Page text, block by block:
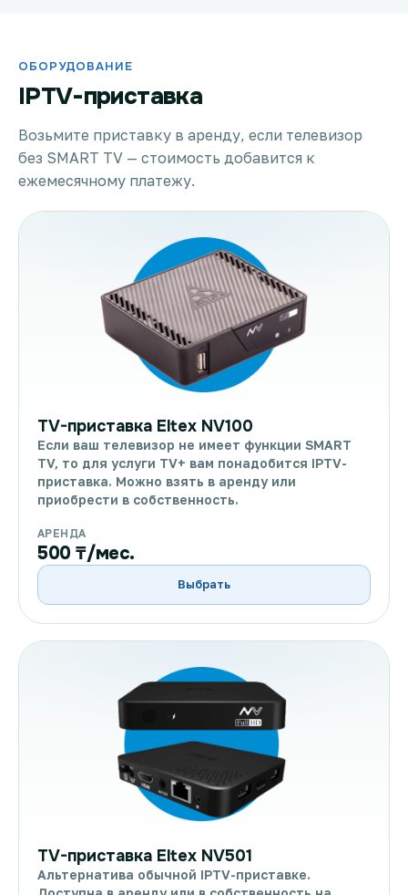
ОБОРУДОВАНИЕ
IPTV-приставка
Возьмите приставку в аренду, если телевизор
без SMART TV — стоимость добавится к
ежемесячному платежу.
TV-приставка Eltex NV100
Если ваш телевизор не имеет функции SMART
TV, то для услуги TV+ вам понадобится IPTV-
приставка. Можно взять в аренду или
приобрести в собственность.
АРЕНДА
500 ₸/мес.
Выбрать
TV-приставка Eltex NV501
Альтернатива обычной IPTV-приставке.